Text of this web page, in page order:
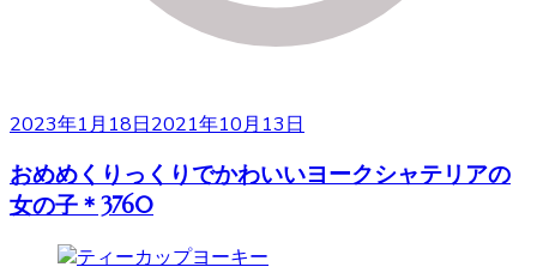
2023年1月18日2021年10月13日
おめめくりっくりでかわいいヨークシャテリアの
女の子＊3760